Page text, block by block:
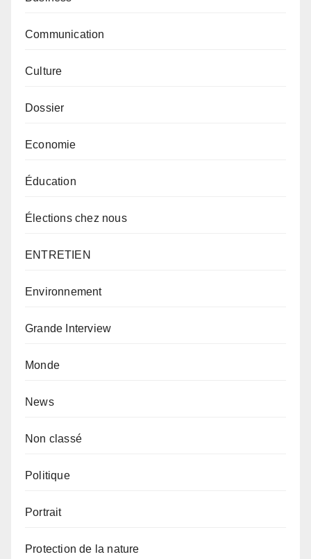
Communication
Culture
Dossier
Economie
Éducation
Élections chez nous
ENTRETIEN
Environnement
Grande Interview
Monde
News
Non classé
Politique
Portrait
Protection de la nature